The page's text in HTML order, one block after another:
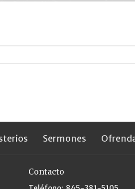
Sermones
Contacto